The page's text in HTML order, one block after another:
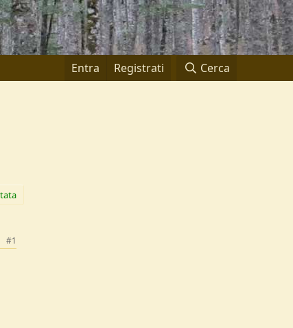
Entra Registrati Cerca
#1